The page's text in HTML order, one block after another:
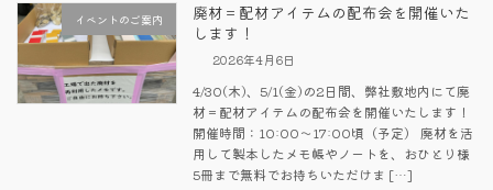
イベントのご案内
廃材＝配材アイテムの配布会を開催いた
します！
2026年4月6日
4/30(木)、5/1(金)の2日間、弊社敷地内にて廃
材＝配材アイテムの配布会を開催いたします！
開催時間：10:00～17:00頃（予定） 廃材を活
用して製本したメモ帳やノートを、おひとり様
5冊まで無料でお持ちいただけま […]